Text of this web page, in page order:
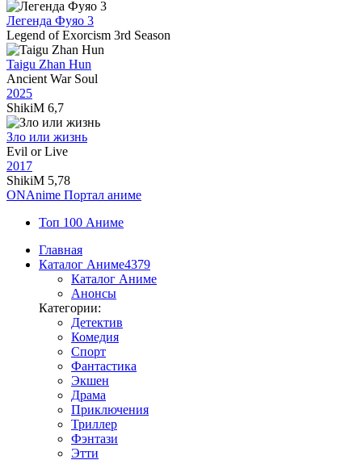
Легенда Фуяо 3
Legend of Exorcism 3rd Season
Taigu Zhan Hun
Ancient War Soul
2025
ShikiM 6,7
Зло или жизнь
Evil or Live
2017
ShikiM 5,78
ONAnime Портал аниме
Топ 100 Аниме
Главная
Каталог Аниме4379
Каталог Аниме
Анонсы
Категории:
Детектив
Комедия
Спорт
Фантастика
Экшен
Драма
Приключения
Триллер
Фэнтази
Этти